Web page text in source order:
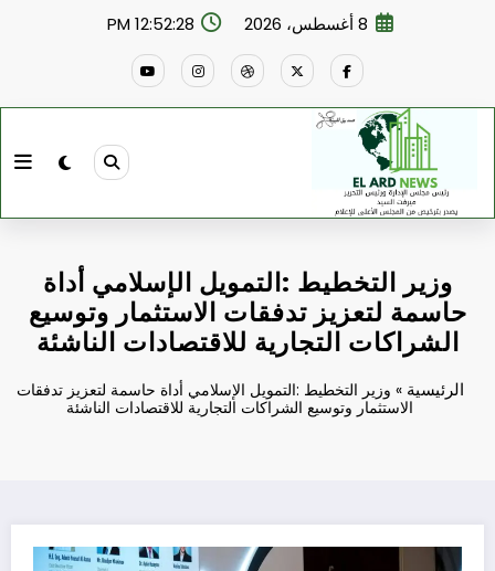
8 أغسطس، 2026 12:52:29 PM
وزير التخطيط :التمويل الإسلامي أداة
حاسمة لتعزيز تدفقات الاستثمار وتوسيع
الشراكات التجارية للاقتصادات الناشئة
الرئيسية » وزير التخطيط :التمويل الإسلامي أداة حاسمة لتعزيز تدفقات
الاستثمار وتوسيع الشراكات التجارية للاقتصادات الناشئة